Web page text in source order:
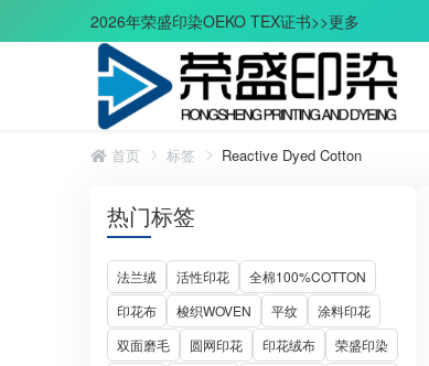
2026年荣盛印染OEKO TEX证书>>更多
首页 标签 Reactive Dyed Cotton
热门标签
法兰绒 活性印花
全棉100%COTTON
印花布
梭织WOVEN 平纹
涂料印花
双面磨毛
圆网印花 印花绒布
荣盛印染